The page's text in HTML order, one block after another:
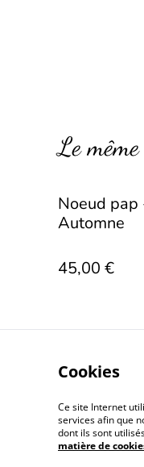
Le
Noeud
Automne
45,00 €
Cookies
Ce site Internet
services afin que
dont ils sont
matière de